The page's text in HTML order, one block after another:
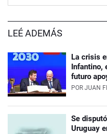
LEÉ ADEMÁS
La crisis
Infantino,
futuro
POR JUAN
Se
Uruguay